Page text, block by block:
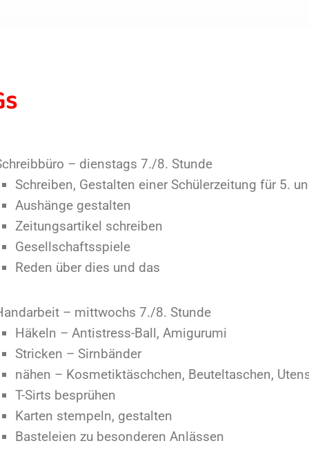
– dienstags 7./8. Stunde
Schreiben, Gestalten einer Schülerzeitung für 5.
Aushänge gestalten
Zeitungsartikel schreiben
Gesellschaftsspiele
Reden über dies und das
– mittwochs 7./8. Stunde
Häkeln – Antistress-Ball, Amigurumi
Stricken – Sirnbänder
nähen – Kosmetiktäschchen, Beuteltaschen,
T-Sirts besprühen
Karten stempeln, gestalten
Basteleien zu besonderen Anlässen